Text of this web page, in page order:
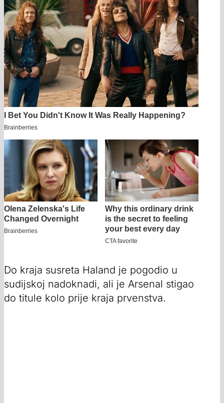
Do kraja susreta Haland je pogodio u
sudijskoj nadoknadi, ali je Arsenal stigao
do titule kolo prije kraja prvenstva.